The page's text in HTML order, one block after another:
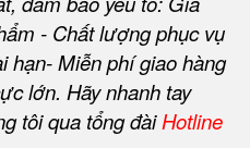
- Chất lượng phục vụ
hạn- Miễn phí giao hàng
lớn. Hãy nhanh tay
tôi qua tổng đàiHotline